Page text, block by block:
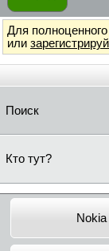
Для
или
Поиск
Кто тут?
Nokia